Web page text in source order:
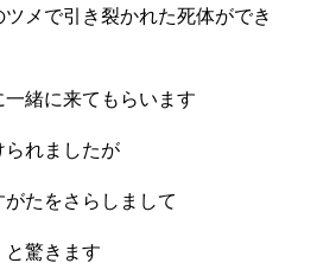
メで引き裂かれた死体ができ
緒に来てもらいます
られましたが
たをさらしまして
驚きます